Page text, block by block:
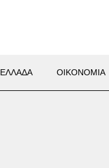
ΕΛΛΑΔΑ ΟΙΚΟΝΟΜΙΑ